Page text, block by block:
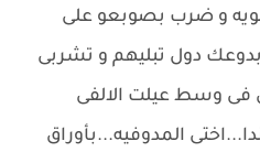
و ضرب بصوبعو على
بدوعك دول تبليهم و تشربى
فى وسط عيلت الالفى
المدوفيه...بأوراق